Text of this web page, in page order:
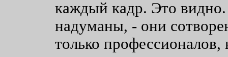
каждый кадр. Это
надуманы, - они
только